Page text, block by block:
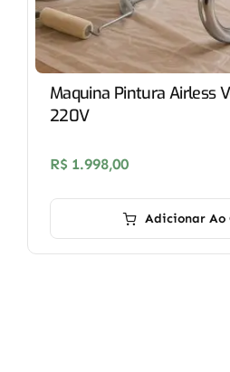
Maquina Pintura Airless
220V
R$ 1.998,00
Adicionar Ao